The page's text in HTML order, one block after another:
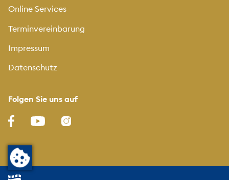
Online Services
Terminvereinbarung
Impressum
Datenschutz
Folgen Sie uns auf